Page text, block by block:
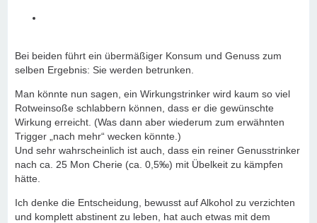
Bei beiden führt ein übermäßiger Konsum und Genuss zum
selben Ergebnis: Sie werden betrunken.
Man könnte nun sagen, ein Wirkungstrinker wird kaum so viel
Rotweinsoße schlabbern können, dass er die gewünschte
Wirkung erreicht. (Was dann aber wiederum zum erwähnten
Trigger „nach mehr“ wecken könnte.)
Und sehr wahrscheinlich ist auch, dass ein reiner Genusstrinker
nach ca. 25 Mon Cherie (ca. 0,5‰) mit Übelkeit zu kämpfen
hätte.
Ich denke die Entscheidung, bewusst auf Alkohol zu verzichten
und komplett abstinent zu leben, hat auch etwas mit dem